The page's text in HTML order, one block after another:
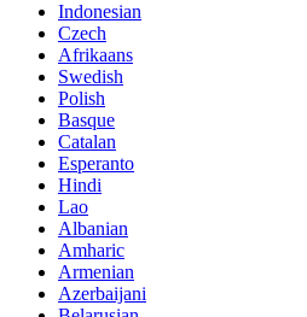
Indonesian
Czech
Afrikaans
Swedish
Polish
Basque
Catalan
Esperanto
Hindi
Lao
Albanian
Amharic
Armenian
Azerbaijani